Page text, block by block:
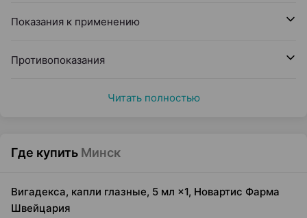
Показания к применению
Противопоказания
Читать полностью
Где купить Минск
Вигадекса, капли глазные, 5 мл ×1, Новартис Фарма
Швейцария